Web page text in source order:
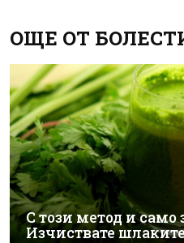
ОЩЕ ОТ
С този метод и само
Изчиствате